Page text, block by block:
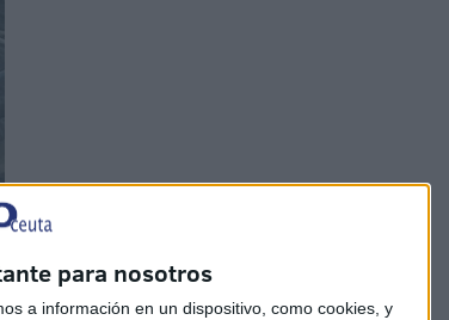
para nosotros
a información en un dispositivo, como cookies, y